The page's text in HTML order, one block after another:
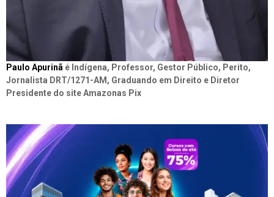
Paulo Apurinã é Indígena, Professor, Gestor Público, Perito,
Jornalista DRT/1271-AM, Graduando em Direito e Diretor
Presidente do site Amazonas Pix